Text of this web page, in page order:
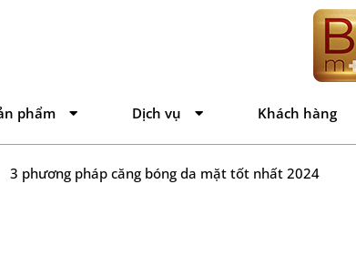
phẩm Dịch vụ Khách hàng
3 phương pháp căng bóng da mặt tốt nhất 2024